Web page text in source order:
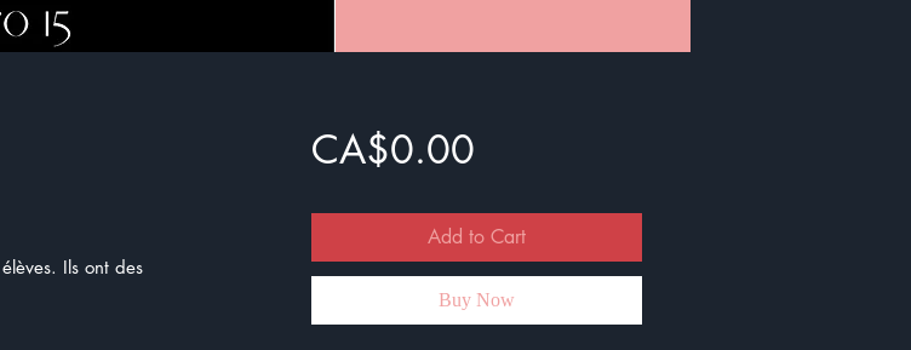
Ils ont des
CA$0.00Price
Add to Cart
Buy Now